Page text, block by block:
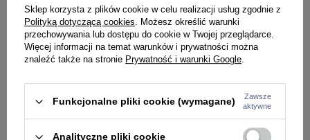
Logo producenta nadrukowane na karku
Materiał 92% bawełna, 8% poliester
SZCZEGÓŁY PRODUKTU
Sklep korzysta z plików cookie w celu realizacji usług zgodnie z
Polityką dotyczącą cookies. Możesz określić warunki
przechowywania lub dostępu do cookie w Twojej przeglądarce.
Więcej informacji na temat warunków i prywatności można
znaleźć także na stronie Prywatność i warunki Google.
Funkcjonalne pliki cookie (wymagane)
Zawsze
aktywne
Analityczne pliki cookie